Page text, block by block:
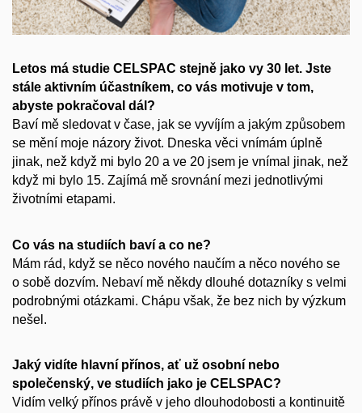
Letos má studie CELSPAC stejně jako vy 30 let. Jste
stále aktivním účastníkem, co vás motivuje v tom,
abyste pokračoval dál?
Baví mě sledovat v čase, jak se vyvíjím a jakým způsobem
se mění moje názory život. Dneska věci vnímám úplně
jinak, než když mi bylo 20 a ve 20 jsem je vnímal jinak, než
když mi bylo 15. Zajímá mě srovnání mezi jednotlivými
životními etapami.
Co vás na studiích baví a co ne?
Mám rád, když se něco nového naučím a něco nového se
o sobě dozvím. Nebaví mě někdy dlouhé dotazníky s velmi
podrobnými otázkami. Chápu však, že bez nich by výzkum
nešel.
Jaký vidíte hlavní přínos, ať už osobní nebo
společenský, ve studiích jako je CELSPAC?
Vidím velký přínos právě v jeho dlouhodobosti a kontinuitě